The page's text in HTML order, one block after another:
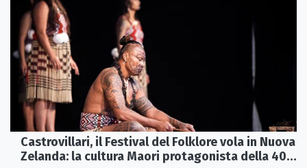
Castrovillari, il Festival del Folklore vola in Nuova
Zelanda: la cultura Maori protagonista della 40ª